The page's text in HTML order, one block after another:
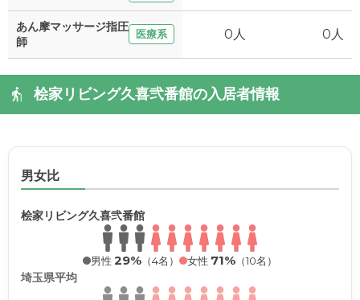
あん摩マッサージ指圧
師
医療系 0人 0人
桧家リビング久喜弐番館の入居者情報
男女比
桧家リビング久喜弐番館
男性 29% （4名） 女性 71% （10名）
埼玉県平均